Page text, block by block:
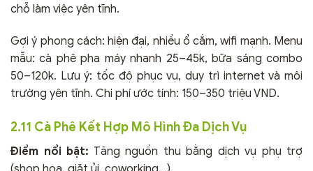
chỗ làm việc yên tĩnh.
Gợi ý phong cách: hiện đại, nhiều ổ cắm, wifi mạnh. Menu
mẫu: cà phê pha máy nhanh 25–45k, bữa sáng combo
50–120k. Lưu ý: tốc độ phục vụ, duy trì internet và môi
trường yên tĩnh. Chi phí ước tính: 150–350 triệu VND.
2.11 Cà Phê Kết Hợp Mô Hình Đa Dịch Vụ
Điểm nổi bật: Tăng nguồn thu bằng dịch vụ phụ trợ